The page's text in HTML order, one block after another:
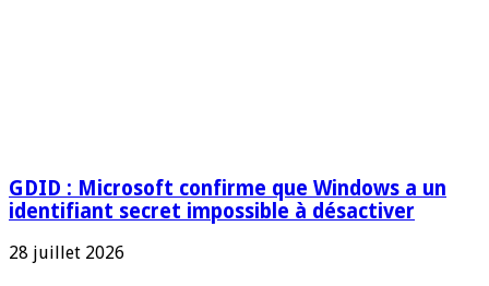
GDID : Microsoft confirme que Windows a un
identifiant secret impossible à désactiver
28 juillet 2026